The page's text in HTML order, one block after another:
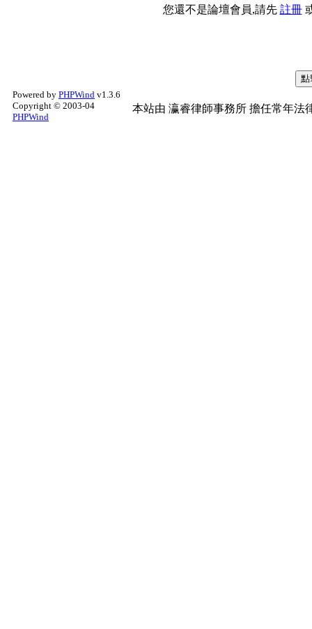
您還不是論壇會員,請先 註冊
Powered by PHPWind v1.3.6
Copyright © 2003-04
PHPWind
本站由 瀛睿律師事務所 擔任常年法